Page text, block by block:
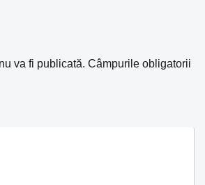
va fi publicată. Câmpurile obligatorii